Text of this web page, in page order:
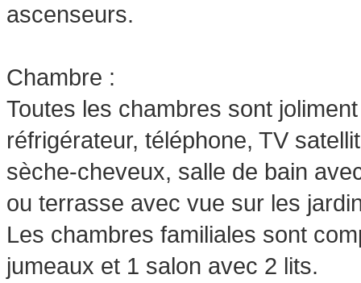
ascenseurs.
Chambre :
Toutes les chambres sont
réfrigérateur, téléphone, TV
sèche-cheveux, salle de bain
ou terrasse avec vue sur les
Les chambres familiales sont
jumeaux et 1 salon avec 2 lits.